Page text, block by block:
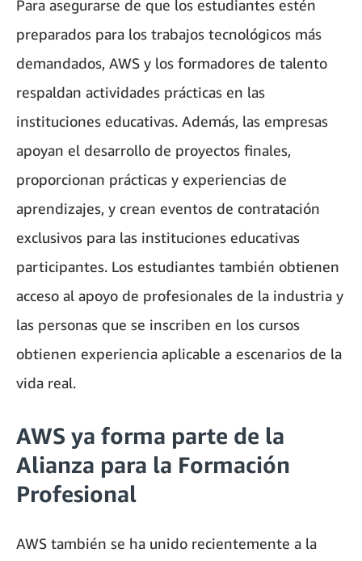
Para asegurarse de que los estudiantes estén
preparados para los trabajos tecnológicos más
demandados, AWS y los formadores de talento
respaldan actividades prácticas en las
instituciones educativas. Además, las empresas
apoyan el desarrollo de proyectos finales,
proporcionan prácticas y experiencias de
aprendizajes, y crean eventos de contratación
exclusivos para las instituciones educativas
participantes. Los estudiantes también obtienen
acceso al apoyo de profesionales de la industria y
las personas que se inscriben en los cursos
obtienen experiencia aplicable a escenarios de la
vida real.
AWS ya forma parte de la
Alianza para la Formación
Profesional
AWS también se ha unido recientemente a la